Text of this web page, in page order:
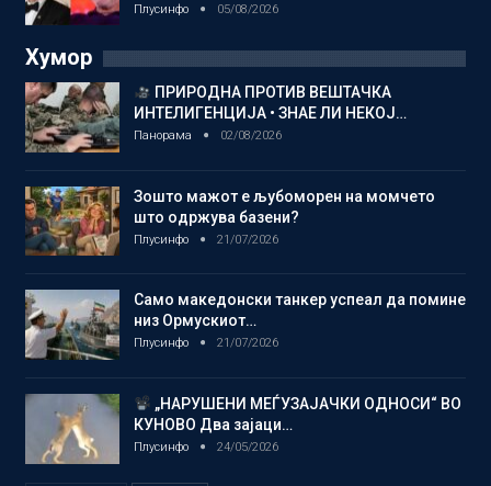
Плусинфо 05/08/2026
Хумор
ПРИРОДНА ПРОТИВ ВЕШТАЧКА
ИНТЕЛИГЕНЦИЈА • ЗНАЕ ЛИ НЕКОЈ…
Панорама 02/08/2026
Зошто мажот е љубоморен на момчето
што одржува базени?
Плусинфо 21/07/2026
Само македонски танкер успеал да помине
низ Ормускиот…
Плусинфо 21/07/2026
„НАРУШЕНИ МЕЃУЗАЈАЧКИ ОДНОСИ“ ВО
КУНОВО Два зајаци…
Плусинфо 24/05/2026